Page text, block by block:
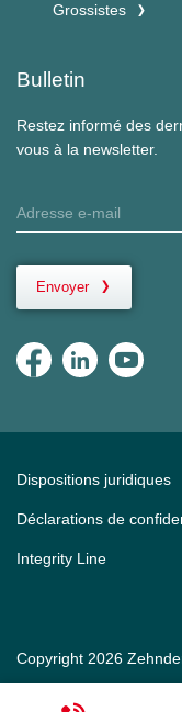
Grossistes
Bulletin
Restez informé des
vous à la newsletter.
Envoyer
Copyright 2026
Dispositions juridiques
Déclarations de
Integrity Line